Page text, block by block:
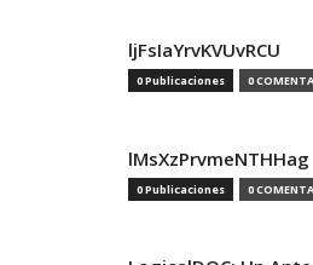
ljFsIaYrvKVUvRCU
0 Publicaciones 0
lMsXzPrvmeNTHHag
0 Publicaciones 0